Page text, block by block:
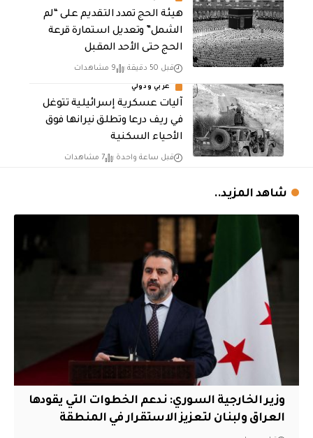
هيئة الحج تمدد التقديم على “لم
الشمل” وتعديل استمارة قرعة
الحج حتى الأحد المقبل
قبل 50 دقيقة 9 مشاهدات
عربي ودولي
آليات عسكرية إسرائيلية تتوغل
في ريف درعا وتطلق نيرانها فوق
الأحياء السكنية
قبل ساعة واحدة 7 مشاهدات
شاهد المزيد..
وزير الخارجية السوري: ندعم الخطوات التي يقودها
العراق ولبنان لتعزيز الاستقرار في المنطقة